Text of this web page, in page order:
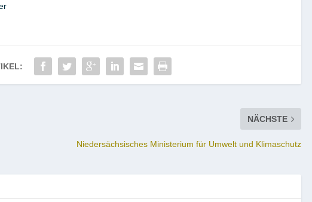
NÄCHSTE
Niedersächsisches Ministerium für Umwelt und Klimaschutz